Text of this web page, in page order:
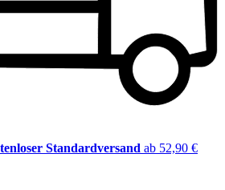
Standardversand ab 52,90 €